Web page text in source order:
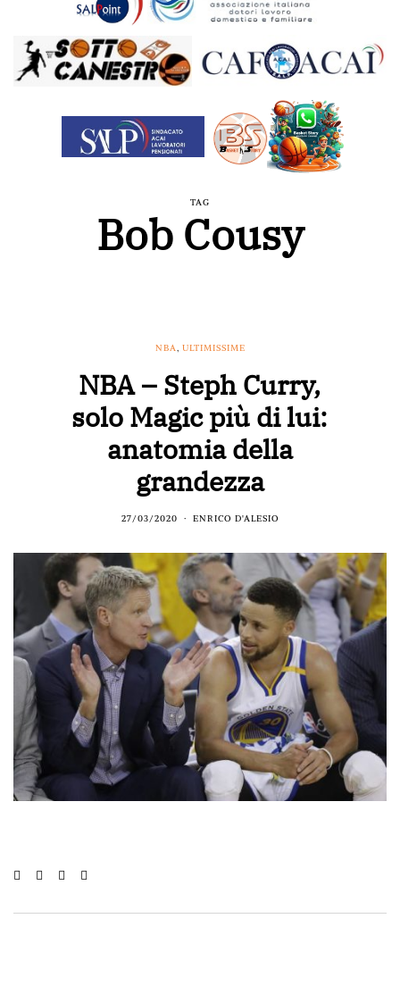
TAG
Bob Cousy
NBA, ULTIMISSIME
NBA – Steph Curry,
solo Magic più di lui:
anatomia della
grandezza
27/03/2020 ENRICO D'ALESIO